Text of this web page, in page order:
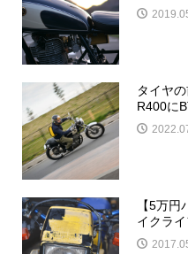
タイヤ
R400に
【5万
イクラ